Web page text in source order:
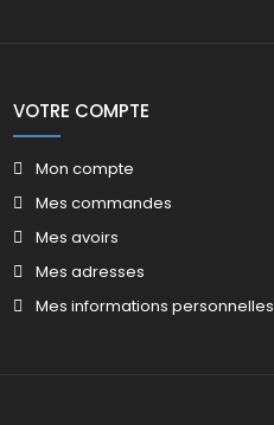
VOTRE COMPTE
Mon compte
Mes commandes
Mes avoirs​
Mes adresses
Mes informations personnelles